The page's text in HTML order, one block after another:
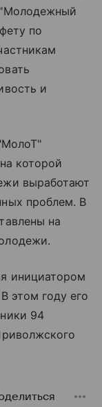
"Молодежный
по
и
которой
выработают
проблем. В
на
инициатором
этом году его
94